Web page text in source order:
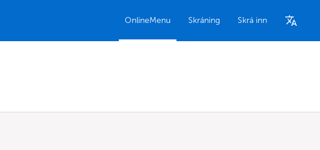
OnlineMenu Skráning Skrá inn